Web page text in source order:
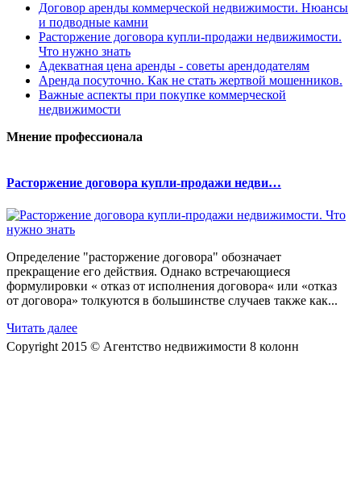
Договор аренды коммерческой недвижимости. Нюансы
и подводные камни
Расторжение договора купли-продажи недвижимости.
Что нужно знать
Адекватная цена аренды - советы арендодателям
Аренда посуточно. Как не стать жертвой мошенников.
Важные аспекты при покупке коммерческой
недвижимости
Мнение профессионала
Расторжение договора купли-продажи недви…
Определение "расторжение договора" обозначает
прекращение его действия. Однако встречающиеся
формулировки « отказ от исполнения договора« или «отказ
от договора» толкуются в большинстве случаев также как...
Читать далее
Copyright 2015 © Агентство недвижимости 8 колонн